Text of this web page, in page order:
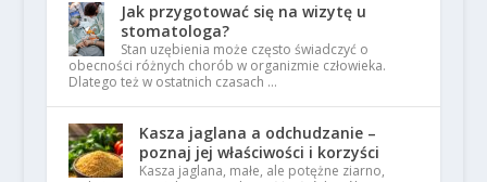
Jak przygotować się na wizytę u
stomatologa?
Stan uzębienia może często świadczyć o
obecności różnych chorób w organizmie człowieka.
Dlatego też w ostatnich czasach …
Kasza jaglana a odchudzanie –
poznaj jej właściwości i korzyści
Kasza jaglana, małe, ale potężne ziarno,